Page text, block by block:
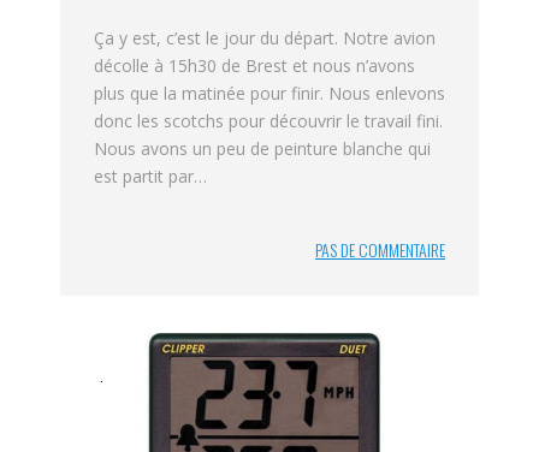
Ça y est, c’est le jour du départ. Notre avion
décolle à 15h30 de Brest et nous n’avons
plus que la matinée pour finir. Nous enlevons
donc les scotchs pour découvrir le travail fini.
Nous avons un peu de peinture blanche qui
est partit par…
PAS DE COMMENTAIRE